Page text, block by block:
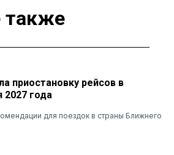
также
приостановку рейсов в
2027 года
для поездок в страны Ближнего